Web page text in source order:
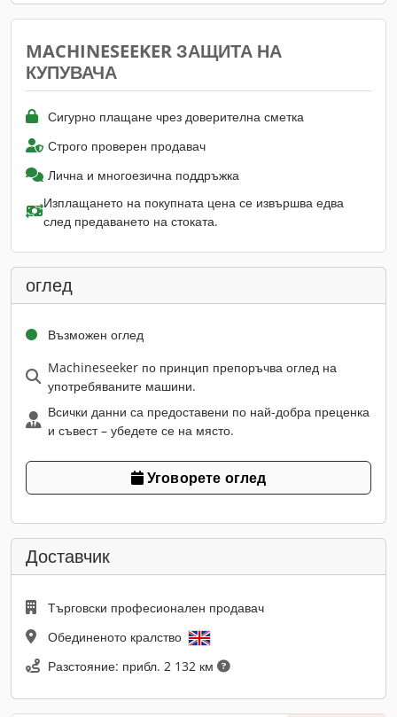
MACHINESEEKER ЗАЩИТА НА
КУПУВАЧА
Сигурно плащане чрез доверителна сметка
Строго проверен продавач
Лична и многоезична поддръжка
Изплащането на покупната цена се извършва едва
след предаването на стоката.
оглед
Възможен оглед
Machineseeker по принцип препоръчва оглед на
употребяваните машини.
Всички данни са предоставени по най-добра преценка
и съвест – убедете се на място.
Уговорете оглед
Доставчик
Търговски професионален продавач
Обединеното кралство
Разстояние: прибл. 2 132 км